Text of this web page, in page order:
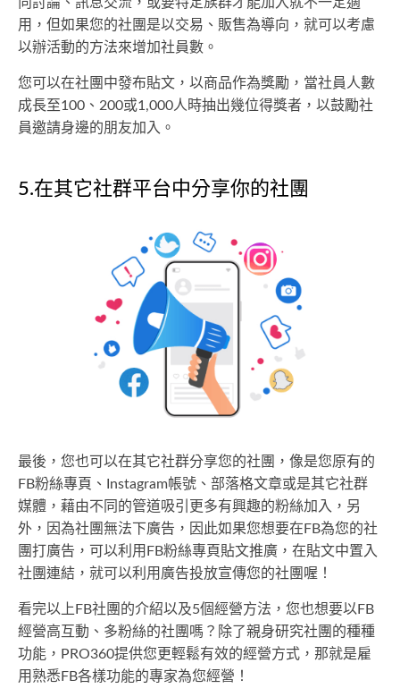
用，但如果您的社團是以交易、販售為導向，就可以考慮
以辦活動的方法來增加社員數。
您可以在社團中發布貼文，以商品作為獎勵，當社員人數
成長至100、200或1,000人時抽出幾位得獎者，以鼓勵社
員邀請身邊的朋友加入。
5.在其它社群平台中分享你的社團
最後，您也可以在其它社群分享您的社團，像是您原有的
FB粉絲專頁、Instagram帳號、部落格文章或是其它社群
媒體，藉由不同的管道吸引更多有興趣的粉絲加入，另
外，因為社團無法下廣告，因此如果您想要在FB為您的社
團打廣告，可以利用FB粉絲專頁貼文推廣，在貼文中置入
社團連結，就可以利用廣告投放宣傳您的社團喔！
看完以上FB社團的介紹以及5個經營方法，您也想要以FB
經營高互動、多粉絲的社團嗎？除了親身研究社團的種種
功能，PRO360提供您更輕鬆有效的經營方式，那就是雇
用熟悉FB各樣功能的專家為您經營！